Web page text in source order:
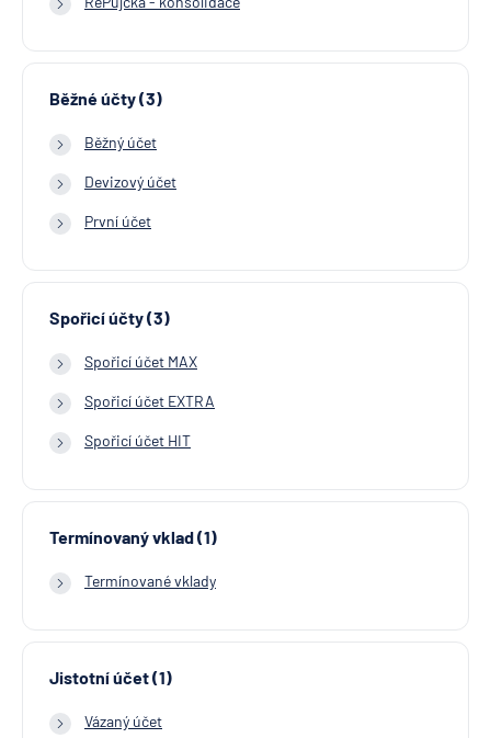
Běžné účty (3)
Běžný účet
Devizový účet
První účet
Spořicí účty (3)
Spořicí účet MAX
Spořicí účet EXTRA
Spořicí účet HIT
Termínovaný vklad (1)
Termínované vklady
Jistotní účet (1)
Vázaný účet